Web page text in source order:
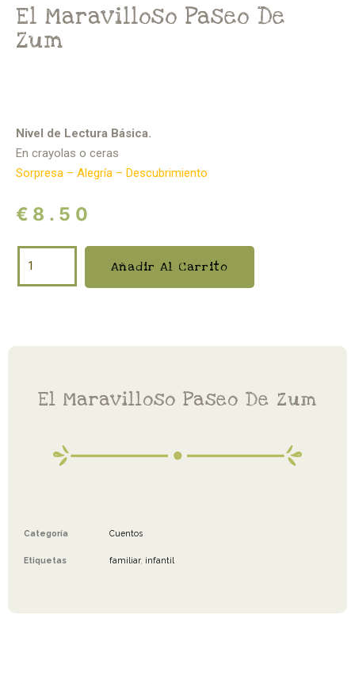
El Maravilloso Paseo De
Zum
Nivel de Lectura Básica.
En crayolas o ceras
Sorpresa – Alegría – Descubrimiento
€ 8.50
Añadir Al Carrito
El Maravilloso Paseo De Zum
Categoría Cuentos
Etiquetas familiar, infantil